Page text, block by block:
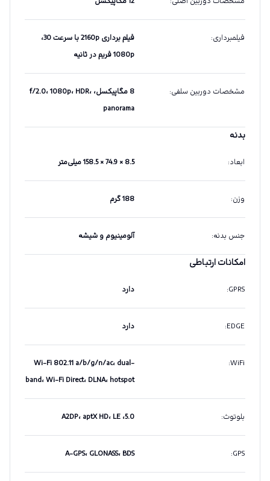
فیلمبرداری:
فیلم برداری 2160p با سرعت 30،
1080p فریم در ثانیه
مشخصات دوربین سلفی:
8 مگاپیکسل، f/2.0، 1080p، HDR،
panorama
بدنه
ابعاد: 8.5 × 74.9 × 158.5 میلی‌متر
وزن: 188 گرم
جنس بدنه: آلومینیوم و شیشه
امکانات ارتباطی
GPRS
: دارد
EDGE
: دارد
WiFi
:
Wi-Fi 802.11 a/b/g/n/ac، dual-
band، Wi-Fi Direct، DLNA، hotspot
بلوتوث: 5.0، A2DP، aptX HD، LE
GPS
: A-GPS، GLONASS، BDS